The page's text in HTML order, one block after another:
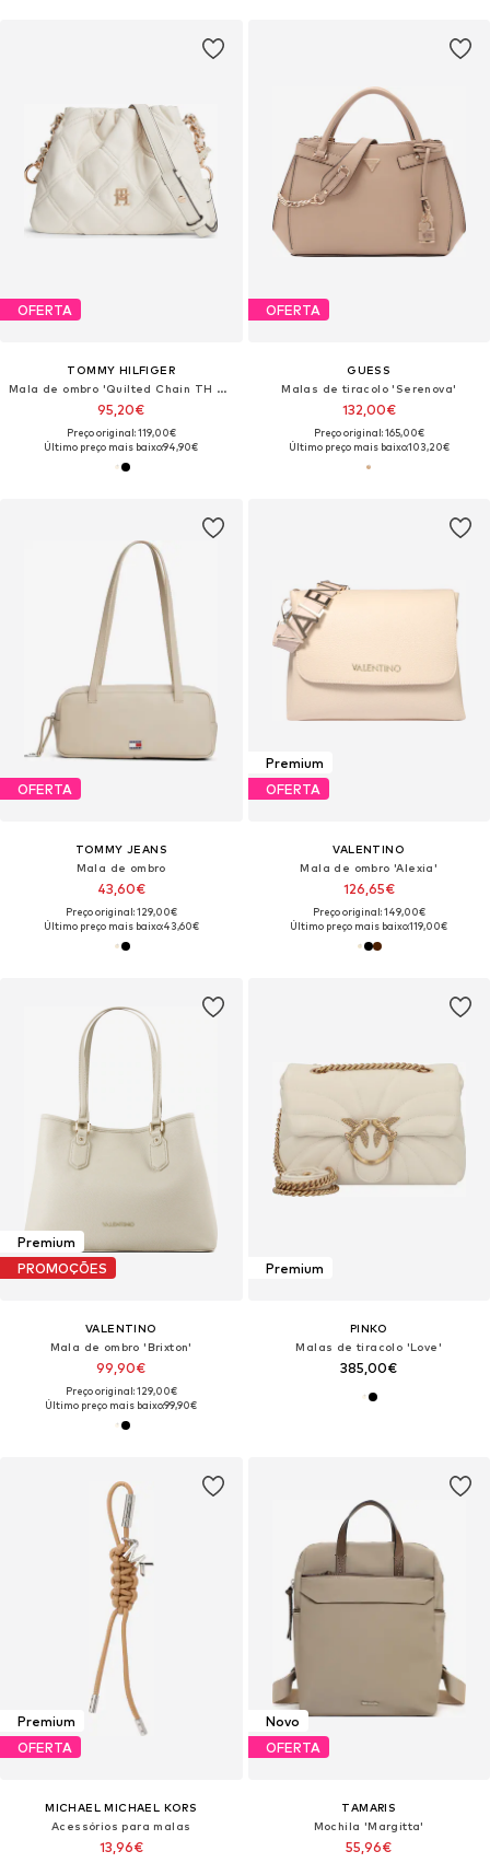
OFERTA
TOMMY HILFIGER
Mala de ombro 'Quilted Chain TH Monogram'
95,20€
Preço original: 119,00€
Último preço mais baixo:94,90€
OFERTA
GUESS
Malas de tiracolo 'Serenova'
132,00€
Preço original: 165,00€
Último preço mais baixo:103,20€
OFERTA
TOMMY JEANS
Mala de ombro
43,60€
Preço original: 129,00€
Último preço mais baixo:43,60€
Premium
OFERTA
VALENTINO
Mala de ombro 'Alexia'
126,65€
Preço original: 149,00€
Último preço mais baixo:119,00€
Premium
PROMOÇÕES
VALENTINO
Mala de ombro 'Brixton'
99,90€
Preço original: 129,00€
Último preço mais baixo:99,90€
Premium
PINKO
Malas de tiracolo 'Love'
385,00€
Premium
OFERTA
MICHAEL MICHAEL KORS
Acessórios para malas
13,96€
Novo
OFERTA
TAMARIS
Mochila 'Margitta'
55,96€